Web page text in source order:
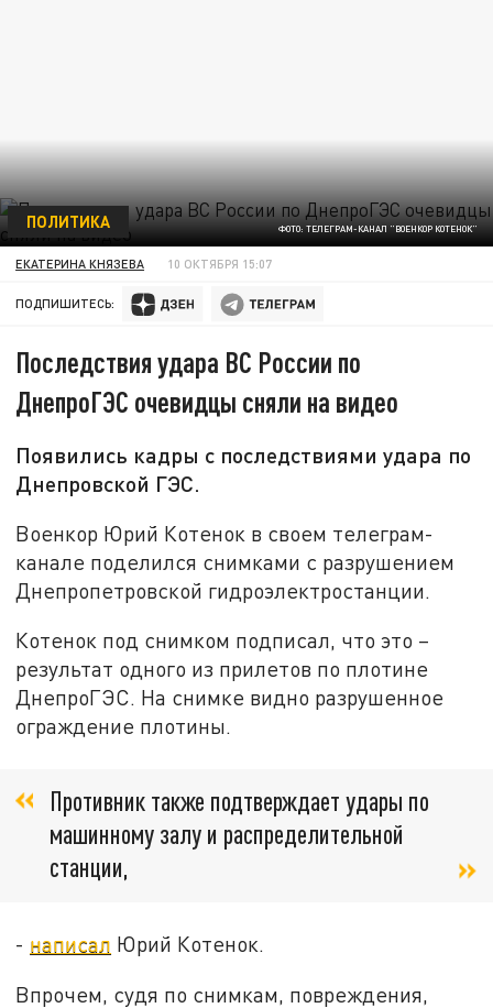
ФОТО: ТЕЛЕГРАМ-КАНАЛ "ВОЕНКОР КОТЕНОК"
ПОЛИТИКА
ЕКАТЕРИНА КНЯЗЕВА 10 ОКТЯБРЯ 15:07
ПОДПИШИТЕСЬ:
Последствия удара ВС России по
ДнепроГЭС очевидцы сняли на видео
Появились кадры с последствиями удара по
Днепровской ГЭС.
Военкор Юрий Котенок в своем телеграм-
канале поделился снимками с разрушением
Днепропетровской гидроэлектростанции.
Котенок под снимком подписал, что это –
результат одного из прилетов по плотине
ДнепроГЭС. На снимке видно разрушенное
ограждение плотины.
Противник также подтверждает удары по
машинному залу и распределительной
станции,
- написал Юрий Котенок.
Впрочем, судя по снимкам, повреждения,